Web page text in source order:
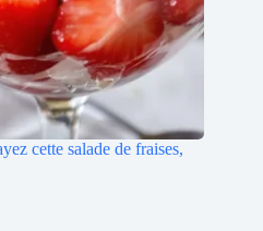
cette salade de fraises,